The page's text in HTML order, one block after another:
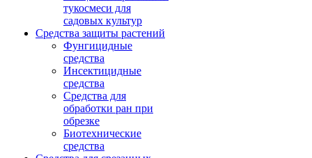
тукосмеси для
садовых культур
Средства защиты растений
Фунгицидные
средства
Инсектицидные
средства
Средства для
обработки ран при
обрезке
Биотехнические
средства